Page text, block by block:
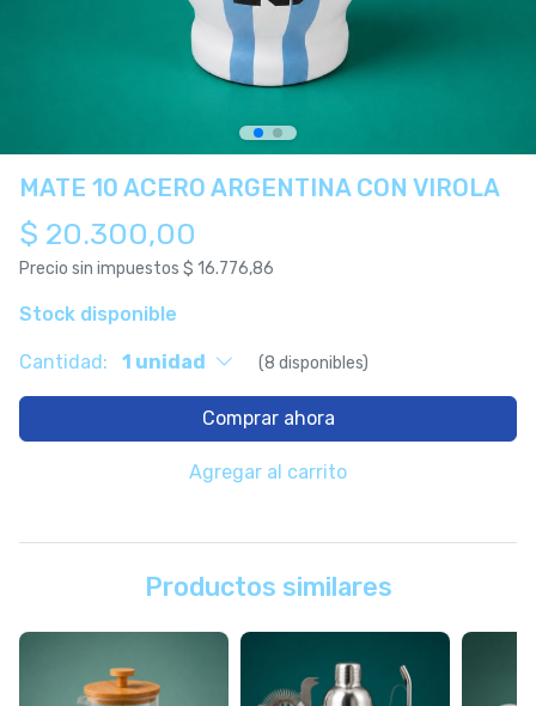
MATE 10 ACERO ARGENTINA CON VIROLA
$ 20.300,00
Precio sin impuestos $ 16.776,86
Stock disponible
Cantidad: 1 unidad (8 disponibles)
Comprar ahora
Agregar al carrito
Productos similares